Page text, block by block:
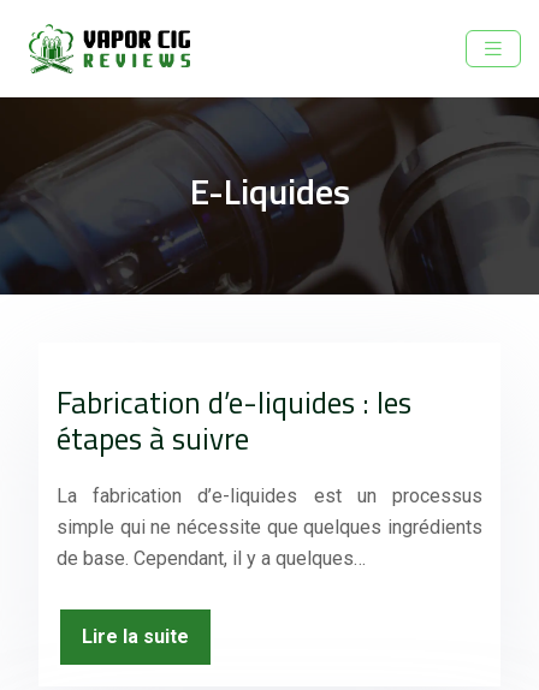
E-Liquides
Fabrication d’e-liquides : les
étapes à suivre
La fabrication d’e-liquides est un processus
simple qui ne nécessite que quelques ingrédients
de base. Cependant, il y a quelques…
Lire la suite